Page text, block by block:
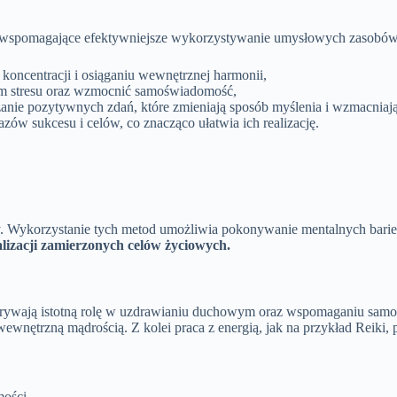
efektywniejsze wykorzystywanie umysłowych
i osiąganiu wewnętrznej harmonii,
oraz wzmocnić samoświadomość,
pozytywnych zdań, które zmieniają sposób myślenia i
sukcesu i celów, co znacząco ułatwia ich realizację.
tych metod umożliwia pokonywanie mentalnych
zamierzonych celów życiowych.
istotną rolę w uzdrawianiu duchowym oraz wspomaganiu
mądrością. Z kolei praca z energią, jak na przykład